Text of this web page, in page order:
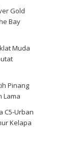
Gold
Bay
Muda
Pinang
Lama
C5-Urban
Kelapa